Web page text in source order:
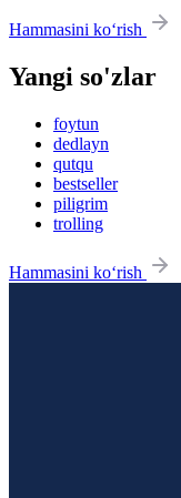
Hammasini ko‘rish
Yangi so'zlar
foytun
dedlayn
qutqu
bestseller
piligrim
trolling
Hammasini ko‘rish